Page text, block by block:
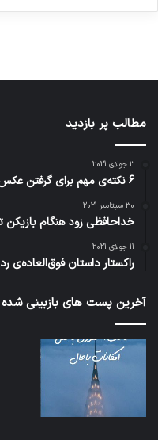
مطالب پر بازدید
3 جولای 2021
6 نکته‌ی مهم برای گرفتن عکس‌های جذاب‌تر در سفر
30 سپتامبر 2021
خداحافظی زود هنگام بازیکن
11 جولای 2021
راکستار داستان فوق‌العاده‌ی
آخرین پست های بازبینی شده